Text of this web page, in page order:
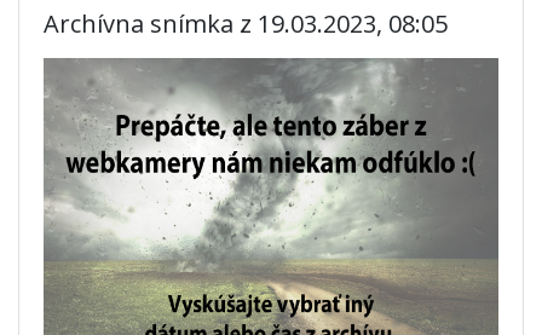
Archívna snímka z 19.03.2023, 08:05